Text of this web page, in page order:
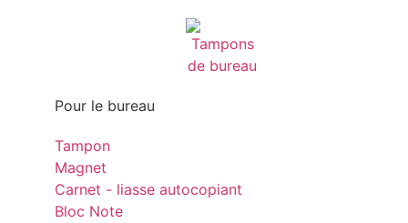
Pour le bureau
Tampon
Magnet
Carnet - liasse autocopiant
Bloc Note